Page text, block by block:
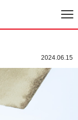
2024.06.15